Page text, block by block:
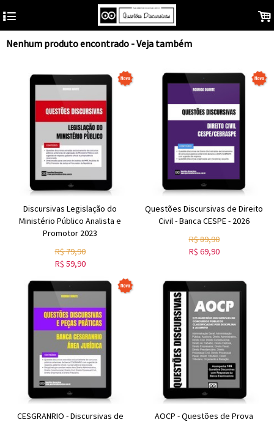
4 .
Nenhum produto encontrado - Veja também
Discursivas Legislação do
Ministério Público Analista e
Promotor 2023
R$79,90
R$ 59,90
Questões Discursivas de Direito
Civil - Banca CESPE - 2026
R$89,90
R$ 69,90
CESGRANRIO - Discursivas de
AOCP - Questões de Prova